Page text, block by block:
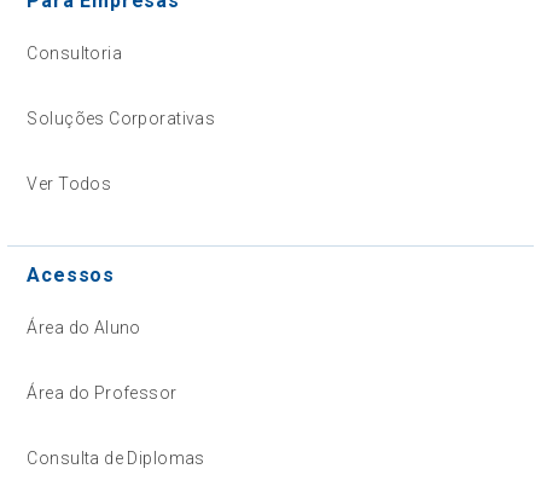
Consultoria
Soluções Corporativas
Ver Todos
Acessos
Área do Aluno
Área do Professor
Consulta de Diplomas